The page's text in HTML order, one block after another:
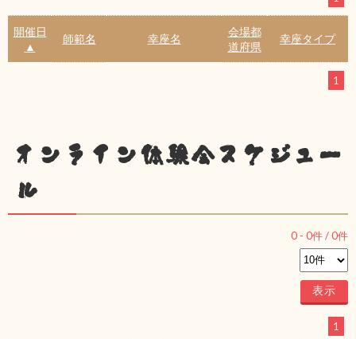
開催日
▲
師範名 幸座名
会場都
道府県
幸座タイプ
1
オンライン体験会スケジュー
ル
0 - 0件 /0件
1